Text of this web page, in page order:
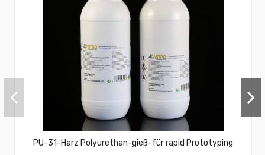
PU-31-Harz Polyurethan-gieß-für rapid Prototyping